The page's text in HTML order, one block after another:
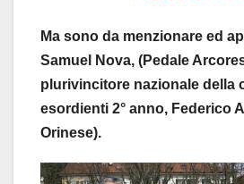
Ma sono da menzionare ed
Samuel Nova, (Pedale
plurivincitore nazionale della
esordienti 2° anno, Federico
Orinese).